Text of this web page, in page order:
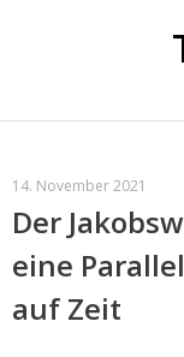
14. November 2021
Der
eine
auf Zeit